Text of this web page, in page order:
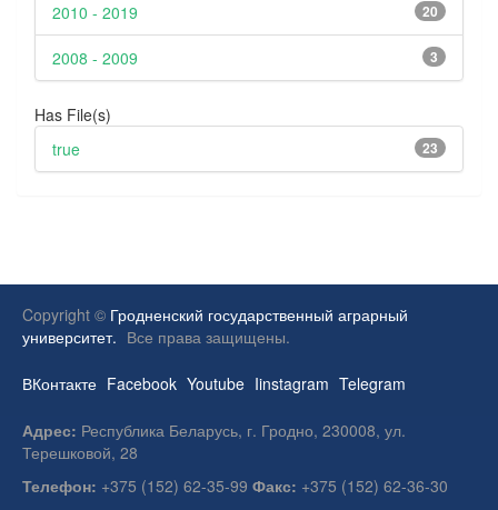
20
2010 - 2019
3
2008 - 2009
Has File(s)
23
true
Copyright © Гродненский государственный аграрный
университет. Все права защищены.
ВКонтакте Facebook Youtube Iinstagram Telegram
Адрес: Республика Беларусь, г. Гродно, 230008, ул.
Терешковой, 28
Телефон: +375 (152) 62-35-99 Факс: +375 (152) 62-36-30